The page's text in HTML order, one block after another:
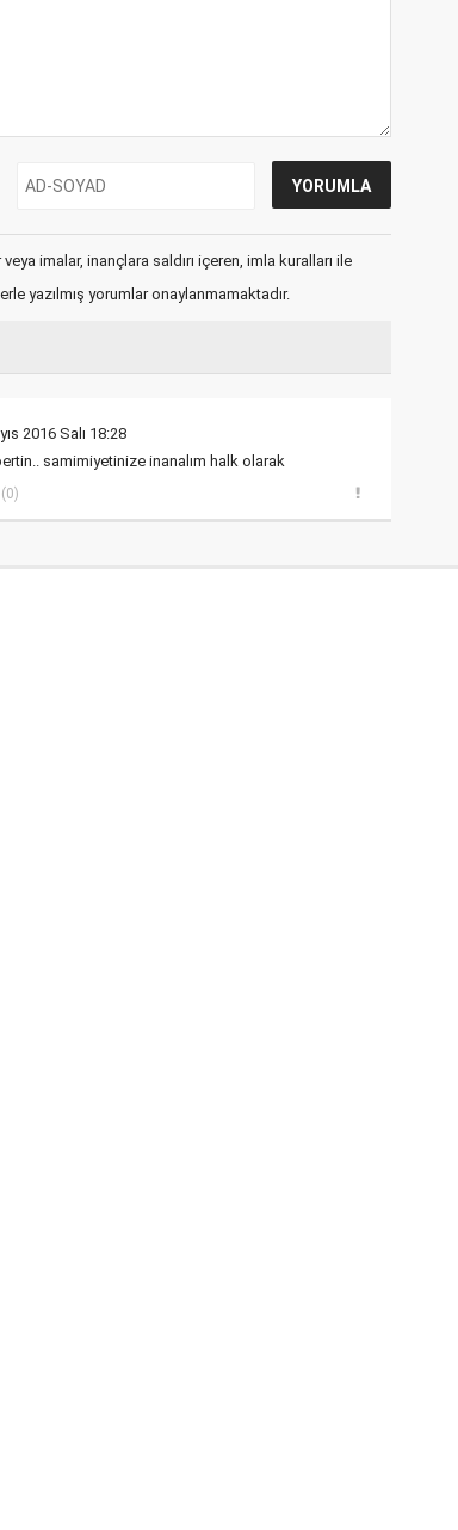
imalar, inançlara saldırı içeren, imla kuralları ile
yazılmış yorumlar onaylanmamaktadır.
2016 Salı 18:28
samimiyetinize inanalım halk olarak
(0)